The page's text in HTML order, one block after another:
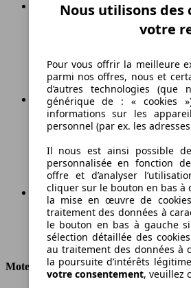
214 g/km
Émissions de CO2 (combinées)*
Ø 9.0 l/100km
Consommation
Moteur et Puissance
Nous utilisons
votre
Pour vous offrir la meilleure
parmi nos offres, nous et
d’autres technologies
générique de : « cookies
informations sur les
personnel (par ex. les adresses
Il nous est ainsi possible
personnalisée en fonction
offre et d’analyser
cliquer sur le bouton en bas à
la mise en œuvre de
traitement des données à
le bouton en bas à gauche
sélection détaillée des
au traitement des données à
la poursuite d’intérêts
votre consentement, veuillez